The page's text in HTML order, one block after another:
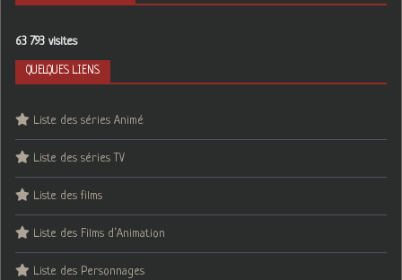
63 793 visites
QUELQUES LIENS
Liste des séries Animé
Liste des séries TV
Liste des films
Liste des Films d’Animation
Liste des Personnages